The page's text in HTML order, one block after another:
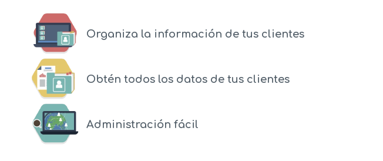
Organiza la información de tus clientes
Obtén todos los datos de tus clientes
Administración fácil